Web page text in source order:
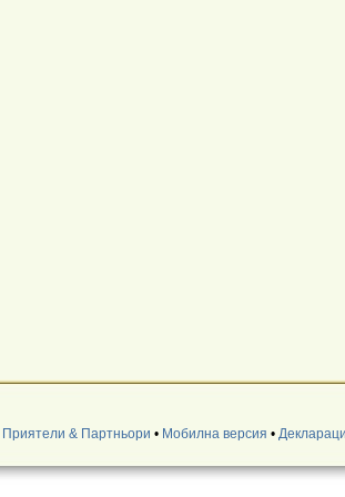
Приятели & Партньори • Мобилна версия •